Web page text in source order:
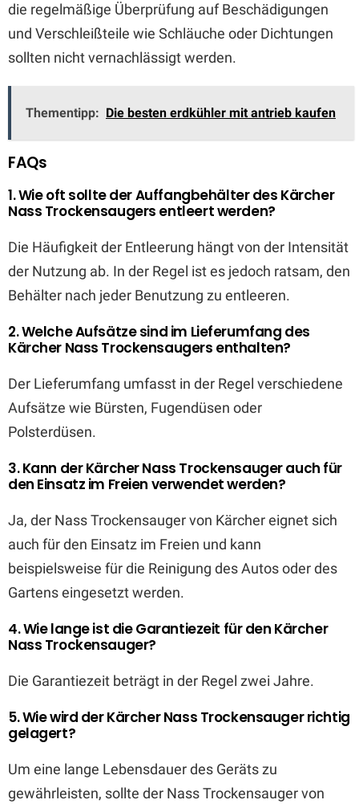
die regelmäßige Überprüfung auf Beschädigungen
und Verschleißteile wie Schläuche oder Dichtungen
sollten nicht vernachlässigt werden.
Thementipp: Die besten erdkühler mit antrieb kaufen
FAQs
1. Wie oft sollte der Auffangbehälter des Kärcher
Nass Trockensaugers entleert werden?
Die Häufigkeit der Entleerung hängt von der Intensität
der Nutzung ab. In der Regel ist es jedoch ratsam, den
Behälter nach jeder Benutzung zu entleeren.
2. Welche Aufsätze sind im Lieferumfang des
Kärcher Nass Trockensaugers enthalten?
Der Lieferumfang umfasst in der Regel verschiedene
Aufsätze wie Bürsten, Fugendüsen oder
Polsterdüsen.
3. Kann der Kärcher Nass Trockensauger auch für
den Einsatz im Freien verwendet werden?
Ja, der Nass Trockensauger von Kärcher eignet sich
auch für den Einsatz im Freien und kann
beispielsweise für die Reinigung des Autos oder des
Gartens eingesetzt werden.
4. Wie lange ist die Garantiezeit für den Kärcher
Nass Trockensauger?
Die Garantiezeit beträgt in der Regel zwei Jahre.
5. Wie wird der Kärcher Nass Trockensauger richtig
gelagert?
Um eine lange Lebensdauer des Geräts zu
gewährleisten, sollte der Nass Trockensauger von